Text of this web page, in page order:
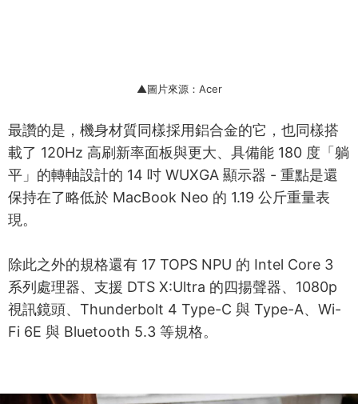
▲圖片來源：Acer
最讚的是，機身材質同樣採用鋁合金的它，也同樣搭
載了 120Hz 高刷新率面板與更大、具備能 180 度「躺
平」的轉軸設計的 14 吋 WUXGA 顯示器 - 重點是還
保持在了略低於 MacBook Neo 的 1.19 公斤重量表
現。
除此之外的規格還有 17 TOPS NPU 的 Intel Core 3
系列處理器、支援 DTS X:Ultra 的四揚聲器、1080p
視訊鏡頭、Thunderbolt 4 Type-C 與 Type-A、Wi-
Fi 6E 與 Bluetooth 5.3 等規格。